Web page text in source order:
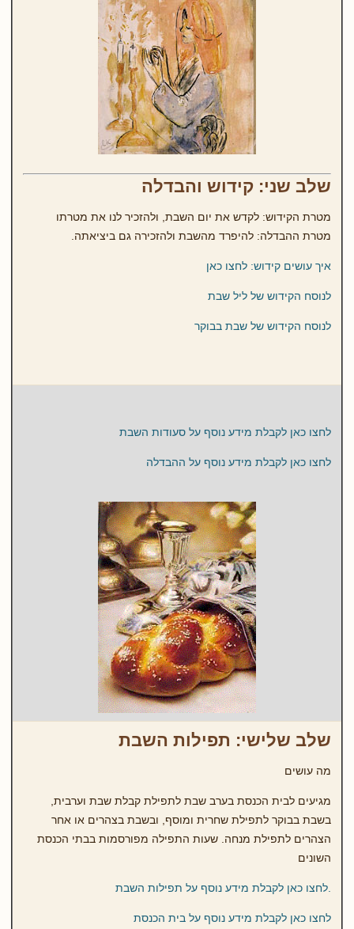
שלב שני: קידוש והבדלה
מטרת הקידוש: לקדש את יום השבת, ולהזכיר לנו את מטרתו
מטרת ההבדלה: להיפרד מהשבת ולהזכירה גם ביציאתה.
איך עושים קידוש: לחצו כאן
לנוסח הקידוש של ליל שבת
לנוסח הקידוש של שבת בבוקר
לחצו כאן לקבלת מידע נוסף על סעודות השבת
לחצו כאן לקבלת מידע נוסף על ההבדלה
שלב שלישי: תפילות השבת
מה עושים
מגיעים לבית הכנסת בערב שבת לתפילת קבלת שבת וערבית,
בשבת בבוקר לתפילת שחרית ומוסף, ובשבת בצהרים או אחר
הצהרים לתפילת מנחה. שעות התפילה מפורסמות בבתי הכנסת
השונים
.לחצו כאן לקבלת מידע נוסף על תפילות השבת
לחצו כאן לקבלת מידע נוסף על בית הכנסת